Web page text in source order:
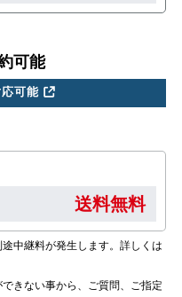
可能
可能
送料無料
中継料が発生します。詳しくは
きない事から、ご質問、ご指定